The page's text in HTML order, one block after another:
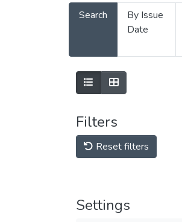
Search
By Issue
Date
Filters
Reset filters
Settings